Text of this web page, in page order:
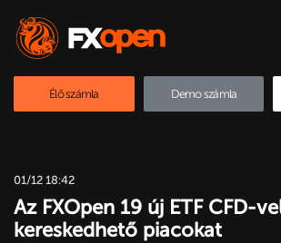
Élő számla Demo számla
01/12 18:42
Az FXOpen 19 új ETF CFD-
kereskedhető piacokat